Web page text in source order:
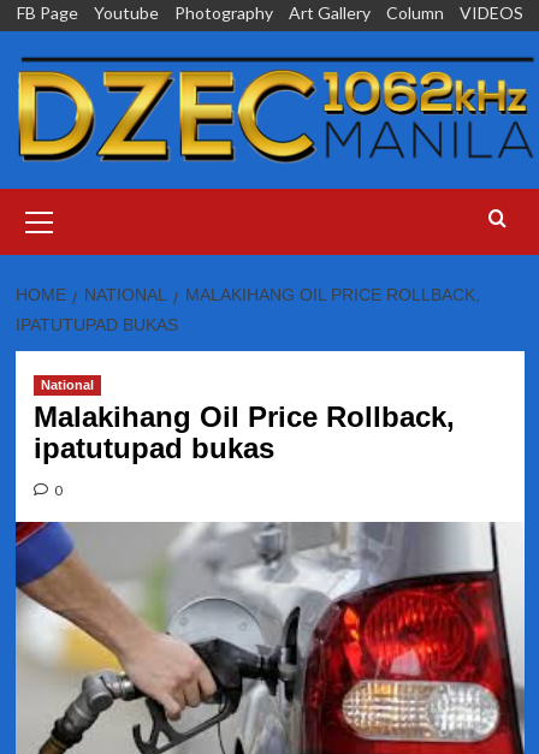
Skip
content
FB Page Youtube Photography Art Gallery Column VIDEOS
Menu
HOME NATIONAL
MALAKIHANG OIL PRICE ROLLBACK,
IPATUTUPAD BUKAS
National
Malakihang Oil Price Rollback,
ipatutupad bukas
0